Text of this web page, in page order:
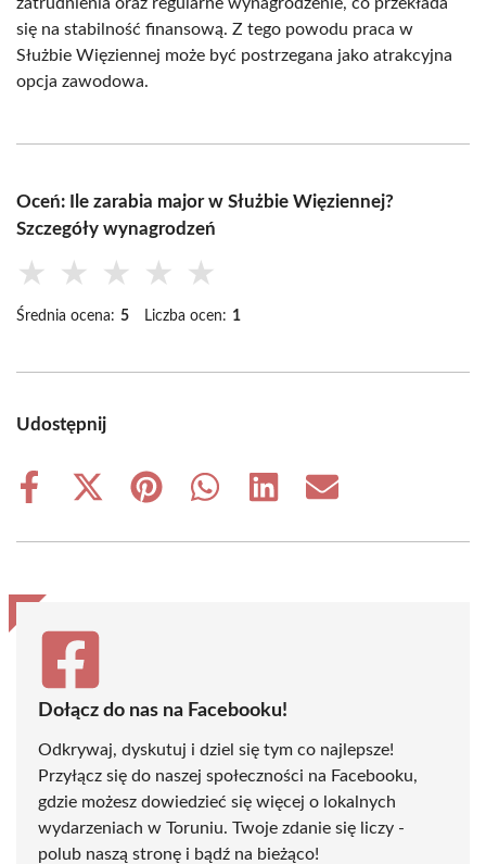
się na stabilność finansową. Z tego powodu praca w
Służbie Więziennej może być postrzegana jako atrakcyjna
opcja zawodowa.
Oceń: Ile zarabia major w Służbie Więziennej?
Szczegóły wynagrodzeń
★ ★ ★ ★ ★
Średnia ocena: 5 Liczba ocen: 1
Udostępnij
Share
Share
(Twitter)
Share
Share
Share
Share
Dołącz do nas na Facebooku!
Odkrywaj, dyskutuj i dziel się tym co najlepsze!
Przyłącz się do naszej społeczności na Facebooku,
gdzie możesz dowiedzieć się więcej o lokalnych
wydarzeniach w Toruniu. Twoje zdanie się liczy -
polub naszą stronę i bądź na bieżąco!